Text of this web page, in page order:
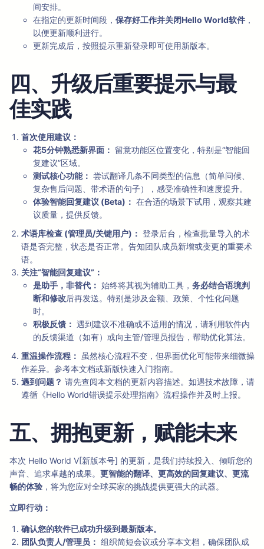
间安排。
在指定的更新时间段， 保存好工作并关闭Hello World软件 ，
以便更新顺利进行。
更新完成后，按照提示重新登录即可使用新版本。
四、升级后重要提示与最
佳实践
首次使用建议：
花5分钟熟悉新界面： 留意功能区位置变化，特别是“智能回
复建议”区域。
测试核心功能： 尝试翻译几条不同类型的信息（简单问候、
复杂售后问题、带术语的句子），感受准确性和速度提升。
体验智能回复建议 (Beta)： 在合适的场景下试用，观察其建
议质量，提供反馈。
术语库检查 (管理员/关键用户)： 登录后台，检查批量导入的术
语是否完整，状态是否正常。告知团队成员新增或变更的重要术
语。
关注“智能回复建议”：
是助手，非替代： 始终将其视为辅助工具， 务必结合语境判
断和修改后再发送。特别是涉及金额、政策、个性化问题
时。
积极反馈： 遇到建议不准确或不适用的情况，请利用软件内
的反馈渠道（如有）或向主管/管理员报告，帮助优化算法。
重温操作流程： 虽然核心流程不变，但界面优化可能带来细微操
作差异。参考本文档或新版快速入门指南。
遇到问题？ 请先查阅本文档的更新内容描述。如遇技术故障，请
遵循《Hello World错误提示处理指南》流程操作并及时上报。
五、拥抱更新，赋能未来
本次 Hello World V[新版本号] 的更新，是我们持续投入、倾听您的
声音、追求卓越的成果。 更智能的翻译、更高效的回复建议、更流
畅的体验 ，将为您应对全球买家的挑战提供更强大的武器。
立即行动：
确认您的软件已成功升级到最新版本。
团队负责人/管理员： 组织简短会议或分享本文档，确保团队成